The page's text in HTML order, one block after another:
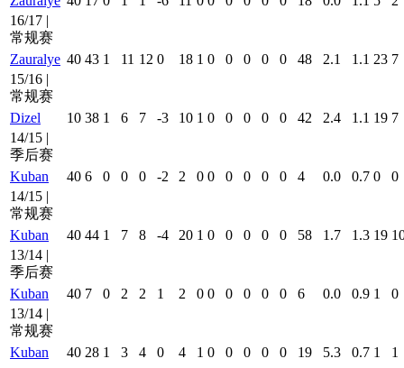
16/17 |
常规赛
Zauralye 40 43 1 11 12 0 18 1 0 0 0 0 0 48 2.1 1.1 23 7
15/16 |
常规赛
Dizel
10 38 1 6 7 -3 10 1 0 0 0 0 0 42 2.4 1.1 19 7
14/15 |
季后赛
Kuban
40 6 0 0 0 -2 2 0 0 0 0 0 0 4 0.0 0.7 0
0
14/15 |
常规赛
Kuban
40 44 1 7 8 -4 20 1 0 0 0 0 0 58 1.7 1.3 19
13/14 |
季后赛
Kuban
40 7 0 2 2 1 2 0 0 0 0 0 0 6 0.0 0.9 1
0
13/14 |
常规赛
Kuban
40 28 1 3 4 0 4 1 0 0 0 0 0 19 5.3 0.7 1 1